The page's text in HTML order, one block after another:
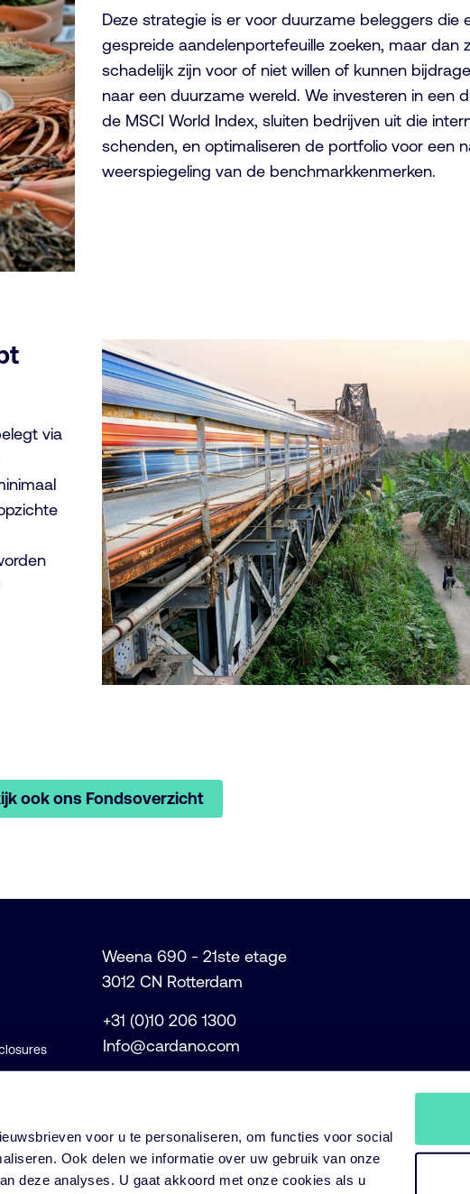
voor u te personaliseren, om functies voor social
Ook delen we informatie over uw gebruik van onze
deze analyses. U gaat akkoord met onze cookies als u
Deze strategie is er voor duurzame beleggers die
gespreide aandelenportefeuille zoeken, maar dan
schadelijk zijn voor of niet willen of kunnen
naar een duurzame wereld. We investeren in een
de MSCI World Index, sluiten bedrijven uit die
schenden, en optimaliseren de portfolio voor een
weerspiegeling van de benchmarkkenmerken.
via
ook ons Fondsoverzicht
Weena 690 - 21ste etage
3012 CN Rotterdam
+31 (0)10 206 1300
Info@cardano.com
© Cardano